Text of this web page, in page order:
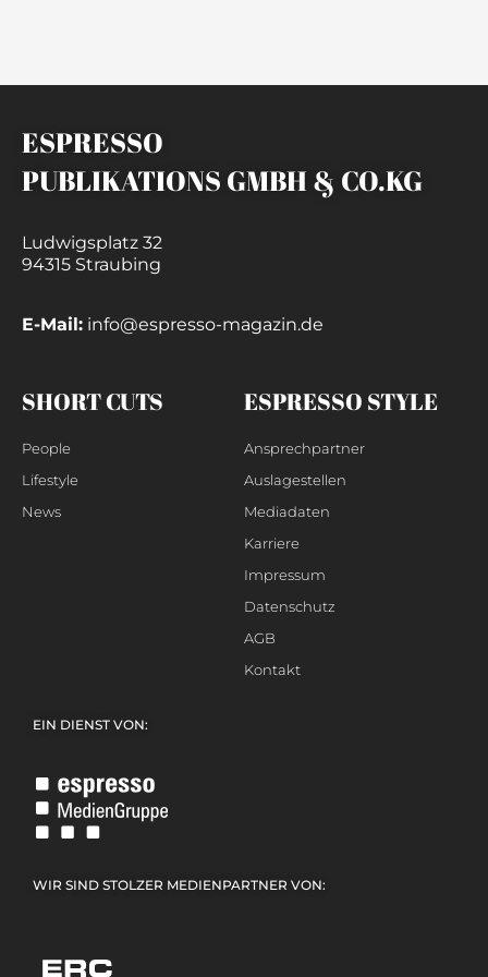
ESPRESSO
PUBLIKATIONS GMBH & CO.KG
Ludwigsplatz 32
94315 Straubing
E-Mail: info@espresso-magazin.de
SHORT CUTS
People
Lifestyle
News
ESPRESSO STYLE
Ansprechpartner
Auslagestellen
Mediadaten
Karriere
Impressum
Datenschutz
AGB
Kontakt
EIN DIENST VON:
WIR SIND STOLZER MEDIENPARTNER VON: